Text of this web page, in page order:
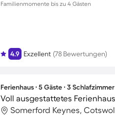
Familienmomente bis zu 4 Gästen
4.9 Exzellent (78 Bewertungen)
Ferienhaus ∙ 5 Gäste ∙ 3 Schlafzimmer